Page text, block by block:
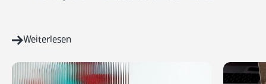
Weiterlesen